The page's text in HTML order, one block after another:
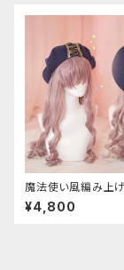
魔法使い風編み上
¥4,800